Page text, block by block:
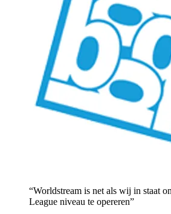
“Worldstream is net als wij in staat
League niveau te opereren”